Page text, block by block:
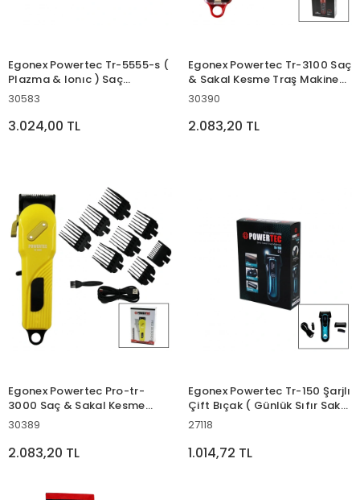
Egonex Powertec Tr-5555-s (
Plazma & Ionıc ) Saç
Kurutma & Fön Makinesi (
Mıknatıslı Başlıklar )*11
30583
3.024,00 TL
Egonex Powertec Tr-3100 Saç
& Sakal Kesme Traş Makinesi
( Şeffaf Ana Kartlı Gövde &
Ayar Mandallı )*20
30390
2.083,20 TL
Egonex Powertec Pro-tr-
3000 Saç & Sakal Kesme
Traş Makinesi ( Sarı & Siyah
& Tarak Ayar Mandallı )*20
30389
2.083,20 TL
Egonex Powertec Tr-150 Şarjlı
Çift Bıçak ( Günlük Sıfır Sakal
) Traş Makinesi ( Bıyık
27118
1.014,72 TL